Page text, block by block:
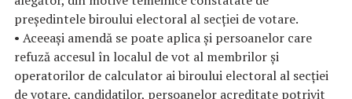
președintele biroului electoral al secției de votare.
• Aceeași amendă se poate aplica și persoanelor care
refuză accesul în localul de vot al membrilor și
operatorilor de calculator ai biroului electoral al secției
de votare, candidaților, persoanelor acreditate potrivit